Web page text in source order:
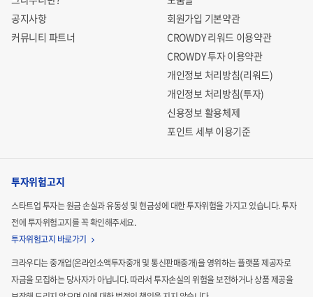
공지사항
커뮤니티 파트너
회원가입 기본약관
CROWDY 리워드 이용약관
CROWDY 투자 이용약관
개인정보 처리방침(리워드)
개인정보 처리방침(투자)
신용정보 활용체제
포인트 세부 이용기준
투자위험고지
스타트업 투자는 원금 손실과 유동성 및 현금성에 대한 투자위험을 가지고 있습니다.투자
전에 투자위험고지를 꼭 확인해주세요.
투자위험고지 바로가기
크라우디는 중개업(온라인소액투자중개 및 통신판매중개)을 영위하는 플랫폼 제공자로
자금을 모집하는당사자가 아닙니다. 따라서 투자손실의 위험을 보전하거나 상품 제공을